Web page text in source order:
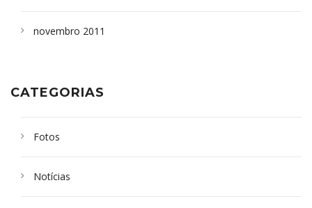
novembro 2011
CATEGORIAS
Fotos
Notícias